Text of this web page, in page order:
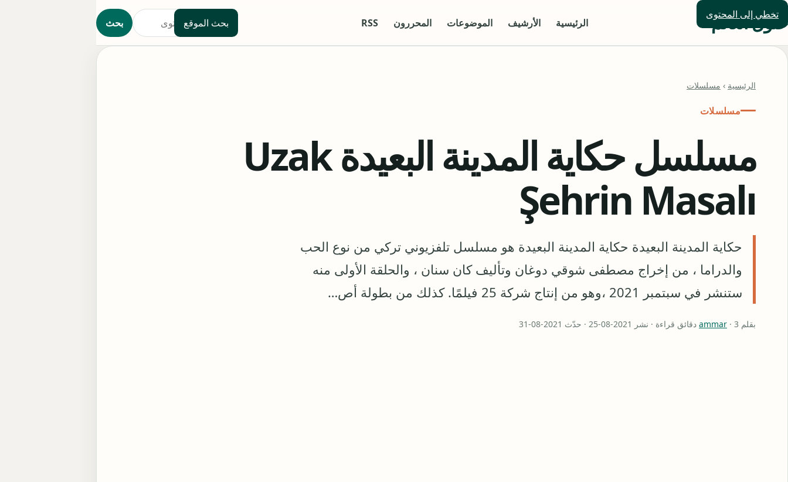
تخطي إلى المحتوى
حلول العالم الرئيسية الأرشيف الموضوعات المحررون RSS بحث الموقع بحث
الرئيسية › مسلسلات
مسلسلات
مسلسل حكاية المدينة البعيدة Uzak
Şehrin Masalı
حكاية المدينة البعيدة حكاية المدينة البعيدة هو مسلسل تلفزيوني تركي من نوع الحب
والدراما ، من إخراج مصطفى شوقي دوغان وتأليف كان سنان ، والحلقة الأولى منه
ستنشر في سبتمبر 2021 ،وهو من إنتاج شركة 25 فيلمًا. كذلك من بطولة أص…
بقلم ammar · 3 دقائق قراءة · نشر 2021-08-25 · حدّث 2021-08-31